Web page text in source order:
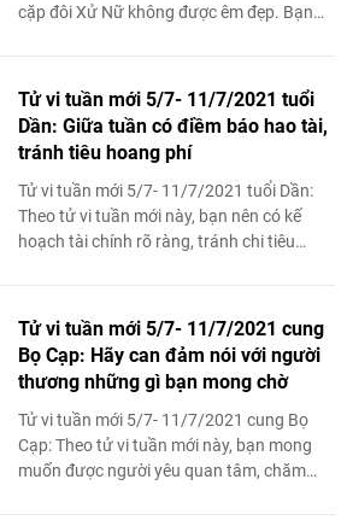
cặp đôi Xử Nữ không được êm đẹp. Bạn
Tử vi tuần mới 5/7- 11/7/2021 tuổi
Dần: Giữa tuần có điềm báo hao tài,
tránh tiêu hoang phí
Tử vi tuần mới 5/7- 11/7/2021 tuổi Dần:
Theo tử vi tuần mới này, bạn nên có kế
hoạch tài chính rõ ràng, tránh chi tiêu
Tử vi tuần mới 5/7- 11/7/2021 cung
Bọ Cạp: Hãy can đảm nói với người
thương những gì bạn mong chờ
Tử vi tuần mới 5/7- 11/7/2021 cung Bọ
Cạp: Theo tử vi tuần mới này, bạn mong
muốn được người yêu quan tâm, chăm